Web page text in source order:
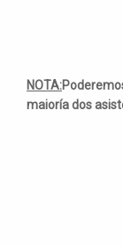
NOTA:
maioría dos